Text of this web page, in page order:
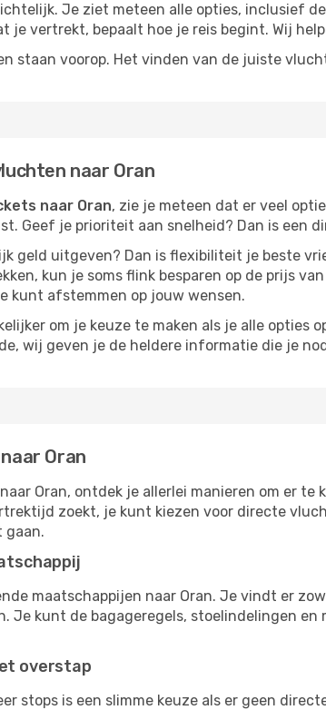
Je ziet meteen alle opties, inclusief
je vertrekt, bepaalt hoe je reis begint. Wij
staan voorop. Het vinden van de juiste
naar Oran
naar Oran, zie je meteen dat er veel
Geef je prioriteit aan snelheid? Dan is
geld uitgeven? Dan is flexibiliteit je beste
kun je soms flink besparen op de prijs
kunt afstemmen op jouw wensen.
om je keuze te maken als je alle opties
wij geven je de heldere informatie die je
Oran
Oran, ontdek je allerlei manieren om er
zoekt, je kunt kiezen voor directe
gaan.
maatschappijen naar Oran. Je vindt er
Je kunt de bagageregels, stoelindelingen
overstap
stops is een slimme keuze als er geen